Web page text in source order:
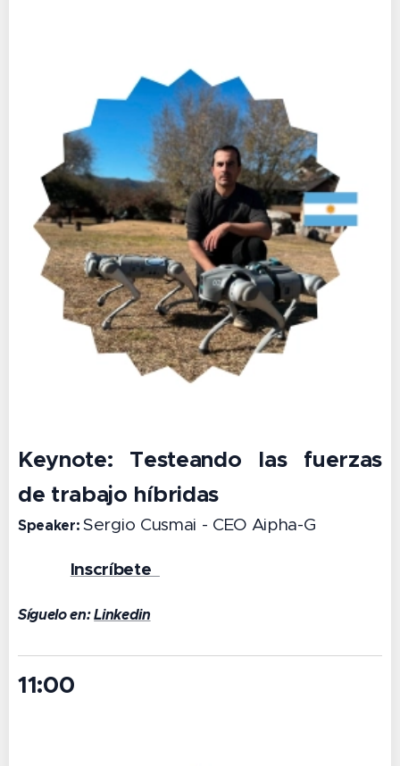
Keynote: Testeando las fuerzas
de trabajo híbridas
Speaker:Sergio Cusmai - CEO Aipha-G
Inscríbete
Síguelo en:Linkedin
11:00